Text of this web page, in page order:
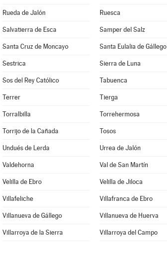
Rueda de Jalón Ruesca
Salvatierra de Esca Samper del Salz
Santa Cruz de Moncayo Santa Eulalia de Gállego
Sestrica Sierra de Luna
Sos del Rey Católico Tabuenca
Terrer Tierga
Torralbilla Torrehermosa
Torrijo de la Cañada Tosos
Undués de Lerda Urrea de Jalón
Valdehorna Val de San Martín
Velilla de Ebro Velilla de Jiloca
Villafeliche Villafranca de Ebro
Villanueva de Gállego Villanueva de Huerva
Villarroya de la Sierra Villarroya del Campo